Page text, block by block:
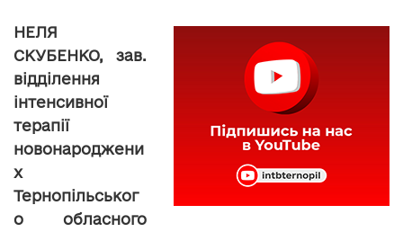
НЕЛЯ
СКУБЕНКО, зав.
відділення
інтенсивної
терапії
новонароджени
х
Тернопільськог
о обласного